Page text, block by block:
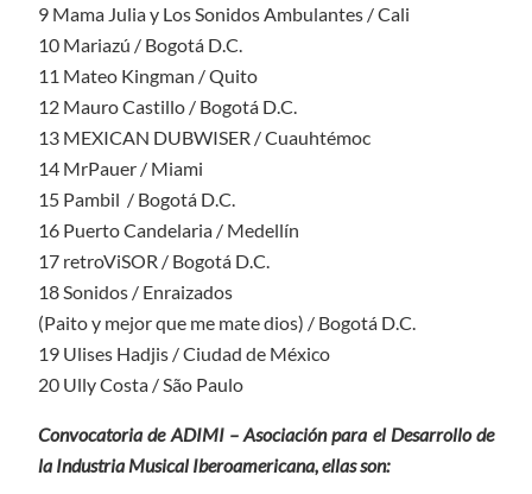
9 Mama Julia y Los Sonidos Ambulantes / Cali
10 Mariazú / Bogotá D.C.
11 Mateo Kingman / Quito
12 Mauro Castillo / Bogotá D.C.
13 MEXICAN DUBWISER / Cuauhtémoc
14 MrPauer / Miami
15 Pambil / Bogotá D.C.
16 Puerto Candelaria / Medellín
17 retroViSOR / Bogotá D.C.
18 Sonidos / Enraizados
(Paito y mejor que me mate dios) / Bogotá D.C.
19 Ulises Hadjis / Ciudad de México
20 Ully Costa / São Paulo
Convocatoria de ADIMI – Asociación para el Desarrollo de
la Industria Musical Iberoamericana, ellas son: